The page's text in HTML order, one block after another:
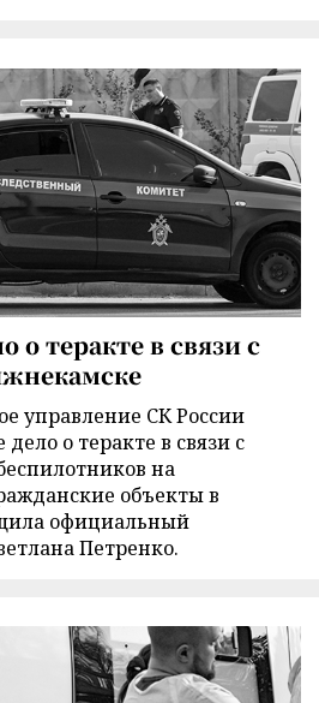
о теракте в связи с
управление СК России
о теракте в связи с
на
объекты в
официальный
Петренко.